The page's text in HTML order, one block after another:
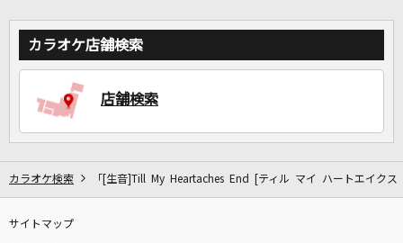
家族や友達と一緒に！練習にも！
カラオケ店舗検索
店舗検索
カラオケ検索 「[生音]Till My Heartaches End [ティル マイ ハートエイクス
サイトマップ